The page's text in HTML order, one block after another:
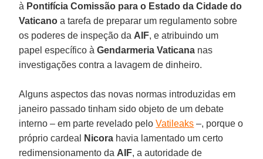
à Pontifícia Comissão para o Estado da Cidade do
Vaticanoa tarefa de preparar um regulamento sobre
os poderes de inspeção da AIF, e atribuindo um
papel específico àGendarmeria Vaticana nas
investigações contra a lavagem de dinheiro.
Alguns aspectos das novas normas introduzidas em
janeiro passado tinham sido objeto de um debate
interno – em parte revelado peloVatileaks –, porque o
próprio cardeal
Nicora havia lamentado um certo
redimensionamento da AIF, a autoridade de